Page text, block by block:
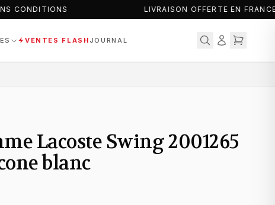
CONDITIONS LIVRAISON OFFERTE EN
VENTES FLASH JOURNAL
Lacoste Swing 2001265
blanc